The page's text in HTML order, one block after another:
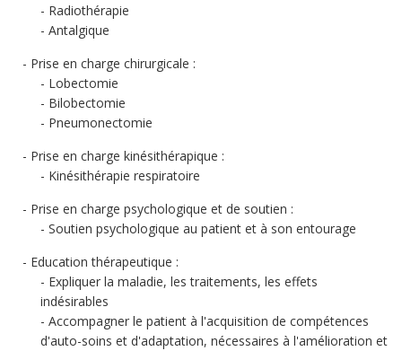
Radiothérapie
Antalgique
Prise en charge chirurgicale :
Lobectomie
Bilobectomie
Pneumonectomie
Prise en charge kinésithérapique :
Kinésithérapie respiratoire
Prise en charge psychologique et de soutien :
Soutien psychologique au patient et à son entourage
Education thérapeutique :
Expliquer la maladie, les traitements, les effets
indésirables
Accompagner le patient à l'acquisition de compétences
d'auto-soins et d'adaptation, nécessaires à l'amélioration et